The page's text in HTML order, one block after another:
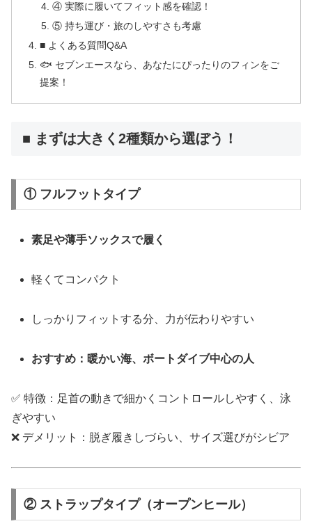
④ 実際に履いてフィット感を確認！
⑤ 持ち運び・旅のしやすさも考慮
■ よくある質問Q&A
🐟 セブンエースなら、あなたにぴったりのフィンをご
提案！
■ まずは大きく2種類から選ぼう！
① フルフットタイプ
素足や薄手ソックスで履く
軽くてコンパクト
しっかりフィットする分、力が伝わりやすい
おすすめ：暖かい海、ボートダイブ中心の人
✅ 特徴：足首の動きで細かくコントロールしやすく、泳
ぎやすい
❌ デメリット：脱ぎ履きしづらい、サイズ選びがシビア
② ストラップタイプ（オープンヒール）